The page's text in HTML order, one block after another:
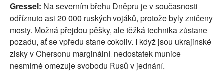
Gressel: Na severním břehu Dněpru je v současnosti
odříznuto asi 20 000 ruských vojáků, protože byly zničeny
mosty. Možná přejdou pěšky, ale těžká technika zůstane
pozadu, ať se vpředu stane cokoliv. I když jsou ukrajinské
zisky v Chersonu marginální, nedostatek munice
nesmírně omezuje svobodu Rusů v jednání.